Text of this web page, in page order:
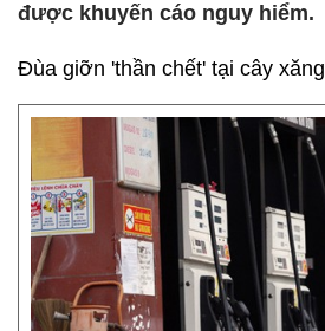
được khuyến cáo nguy hiểm.
Đùa giỡn 'thần chết' tại cây xăng